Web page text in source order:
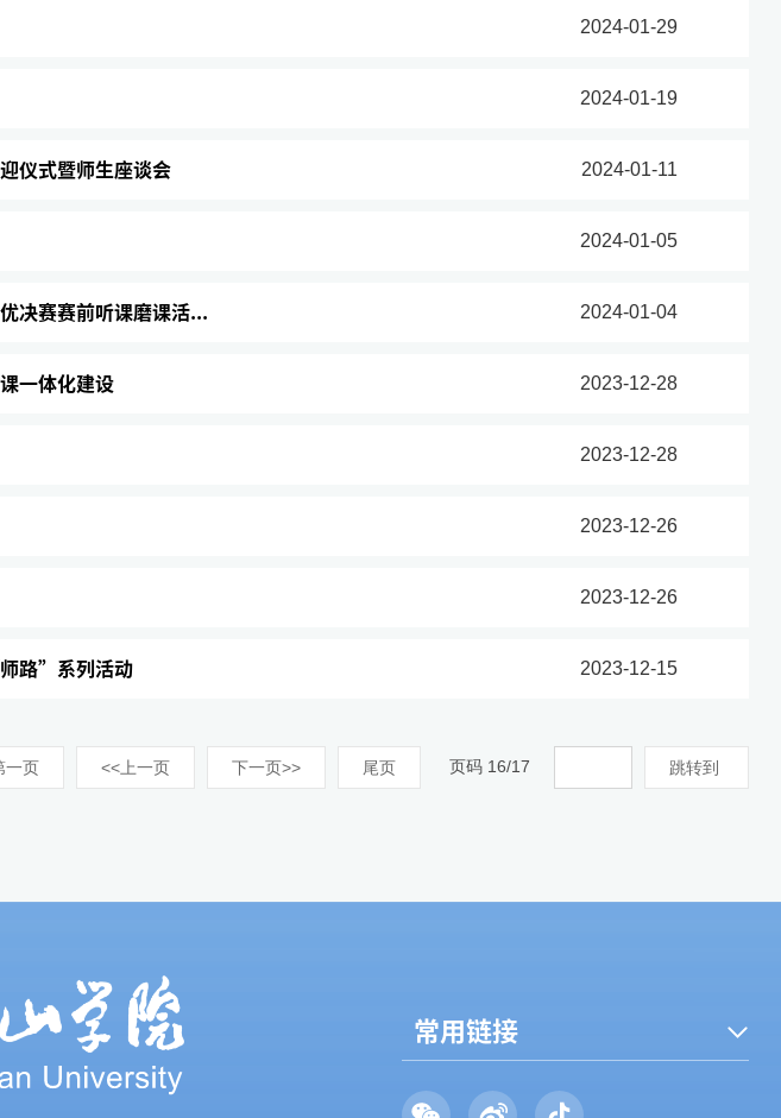
2024-01-29
2024-01-19
仪式暨师生座谈会 2024-01-11
2024-01-05
决赛赛前听课磨课活... 2024-01-04
一体化建设 2023-12-28
2023-12-28
2023-12-26
2023-12-26
路”系列活动 2023-12-15
一页 <<上一页 下一页>> 尾页 页码 16/17 跳转到
常用链接